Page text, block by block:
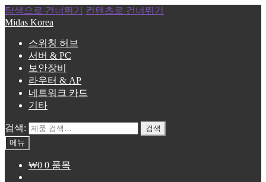
탐색으로 건너뛰기
컨텐츠로 건너뛰기
Midas Korea
스위칭 허브
서버 & PC
보안장비
라우터 & AP
네트워크 카드
기타
검색:
검색
메뉴
₩0 0 품목